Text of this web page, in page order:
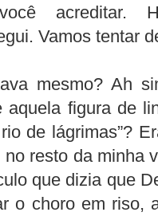
acreditar.
Vamos tentar
mesmo? Ah
aquela figura de
de lágrimas”?
resto da minha
que dizia que
o choro em riso,